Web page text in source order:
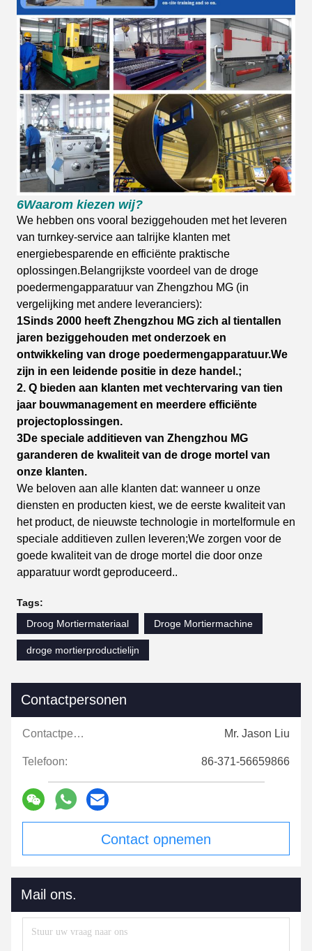
6Waarom kiezen wij?
We hebben ons vooral beziggehouden met het leveren
van turnkey-service aan talrijke klanten met
energiebesparende en efficiënte praktische
oplossingen.Belangrijkste voordeel van de droge
poedermengapparatuur van Zhengzhou MG (in
vergelijking met andere leveranciers):
1Sinds 2000 heeft Zhengzhou MG zich al tientallen
jaren beziggehouden met onderzoek en
ontwikkeling van droge poedermengapparatuur.We
zijn in een leidende positie in deze handel.;
2. Q bieden aan klanten met vechtervaring van tien
jaar bouwmanagement en meerdere efficiënte
projectoplossingen.
3De speciale additieven van Zhengzhou MG
garanderen de kwaliteit van de droge mortel van
onze klanten.
We beloven aan alle klanten dat: wanneer u onze
diensten en producten kiest, we de eerste kwaliteit van
het product, de nieuwste technologie in mortelformule en
speciale additieven zullen leveren;We zorgen voor de
goede kwaliteit van de droge mortel die door onze
apparatuur wordt geproduceerd..
Tags:
Droog Mortiermateriaal
Droge Mortiermachine
droge mortierproductielijn
Contactpersonen
Contactpersonen: Mr. Jason Liu
Telefoon: 86-371-56659866
Contact opnemen
Mail ons.